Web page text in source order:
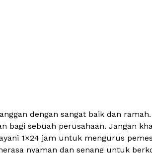
dengan sangat baik dan
bagi sebuah perusahaan. Jangan
1×24 jam untuk mengurus
nyaman dan senang untuk